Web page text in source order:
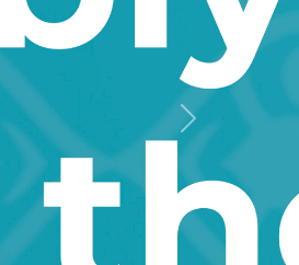
Keyingi